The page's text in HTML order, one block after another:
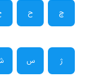
چ ح
ژ س